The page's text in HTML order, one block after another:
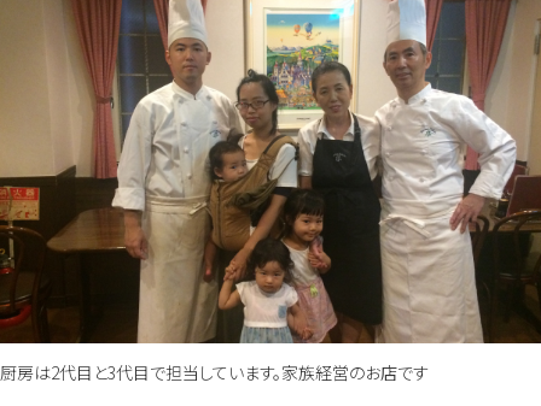
厨房は2代目と3代目で担当しています。家族経営のお店です